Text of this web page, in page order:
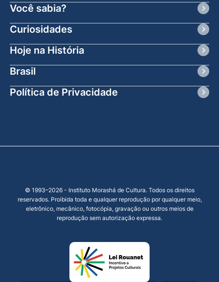
Você sabia?
Curiosidades
Hoje na História
Brasil
Política de Privacidade
© 1993–2026 - Instituto Morashá de Cultura. Todos os direitos
reservados. Proibida toda e qualquer reprodução por qualquer meio,
eletrônico, mecânico, fotocópia, gravação ou outros meios de
reprodução sem autorização expressa.